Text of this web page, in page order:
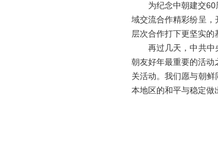
为纪念中朝建交60周
域交流合作精彩纷呈
层次合作打下更坚实的
再过几天，中共中央
朝友好年最重要的活
关活动。我们愿与朝
本地区的和平与稳定做